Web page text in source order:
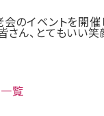
のイベントを開
ん、とてもいい
覧